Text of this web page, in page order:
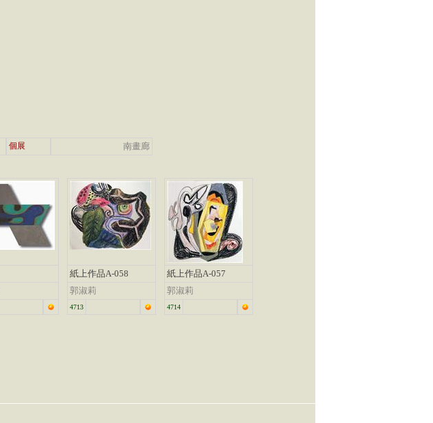
個展 南畫廊
紙上作品A-058
郭淑莉
4713
紙上作品A-057
郭淑莉
4714